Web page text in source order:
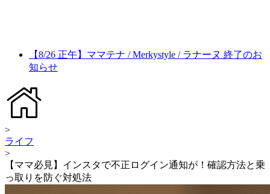
【8/26 正午】ママテナ / Merkystyle / ラナーヌ 終了のお
知らせ
>
ライフ
>
【ママ必見】インスタで不正ログイン通知が！確認方法と乗
っ取りを防ぐ対処法